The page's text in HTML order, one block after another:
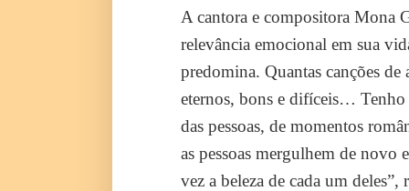
A cantora e compositora Mona
relevância emocional em sua
predomina. Quantas canções
eternos, bons e difíceis… Tenho
das pessoas, de momentos
as pessoas mergulhem de novo
vez a beleza de cada um